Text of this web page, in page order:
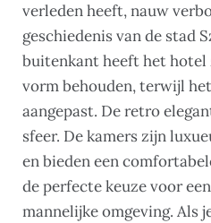
verleden heeft, nauw
geschiedenis van de stad
buitenkant heeft het
vorm behouden, terwijl
aangepast. De retro
sfeer. De kamers zijn
en bieden een
de perfecte keuze voor
mannelijke omgeving. Als